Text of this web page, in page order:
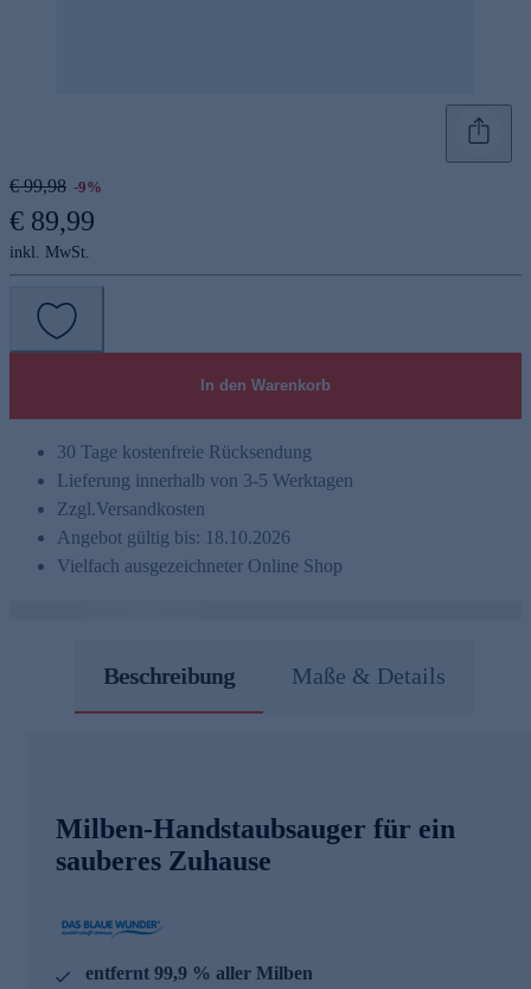
€ 99,98 -9%
€ 89,99
inkl. MwSt.
In den Warenkorb
30 Tage kostenfreie Rücksendung
Lieferung innerhalb von 3-5 Werktagen
Zzgl.Versandkosten
Angebot gültig bis: 18.10.2026
Vielfach ausgezeichneter Online Shop
Beschreibung Maße & Details
Milben-Handstaubsauger für ein
sauberes Zuhause
entfernt 99,9 % aller Milben